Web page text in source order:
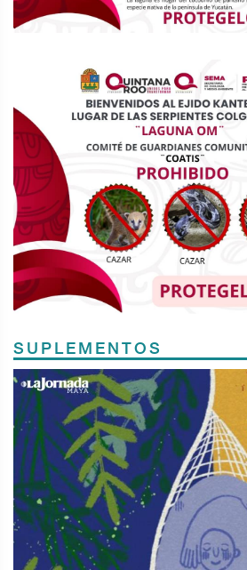
SUPLEMENTOS
Previous
TODOS LOS